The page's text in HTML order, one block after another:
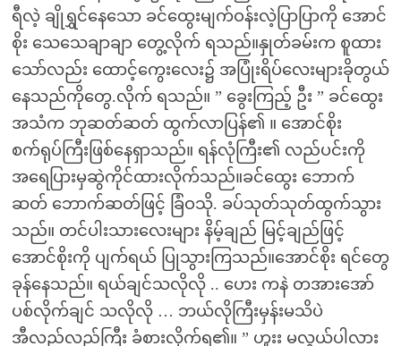
ရီလဲ့ ချိုရွှင်နေသော ခင်ထွေးမျက်ဝန်းလဲ့ပြာပြာကို အောင်
စိုး သေသေချာချာ တွေ့လိုက် ရသည်။နှုတ်ခမ်းက စူထား
သော်လည်း ထောင့်ကွေးလေး၌ အပြုံးရိပ်လေးများခိုတွယ်
နေသည်ကိုတွေ.လိုက် ရသည်။ ” ခွေးကြည့် ဦး ” ခင်ထွေး
အသံက ဘုဆတ်ဆတ် ထွက်လာပြန်၏ ။ အောင်စိုး
စက်ရုပ်ကြီးဖြစ်နေရှာသည်။ ရန်လုံကြီး၏ လည်ပင်းကို
အရေပြားမှဆွဲကိုင်ထားလိုက်သည်။ခင်ထွေး ဘောက်
ဆတ် ဘောက်ဆတ်ဖြင့် ခြံဝသို. ခပ်သုတ်သုတ်ထွက်သွား
သည်။ တင်ပါးသားလေးများ နိမ့်ချည် မြင့်ချည်ဖြင့်
အောင်စိုးကို ပျက်ရယ် ပြုသွားကြသည်။အောင်စိုး ရင်တွေ
ခုန်နေသည်။ ရယ်ချင်သလိုလို .. ဟေး ကနဲ တအားအော်
ပစ်လိုက်ချင် သလိုလို … ဘယ်လိုကြီးမှန်းမသိပဲ
အီလည်လည်ကြီး ခံစားလိုက်ရ၏။ ” ဟူးး မလွယ်ပါလား